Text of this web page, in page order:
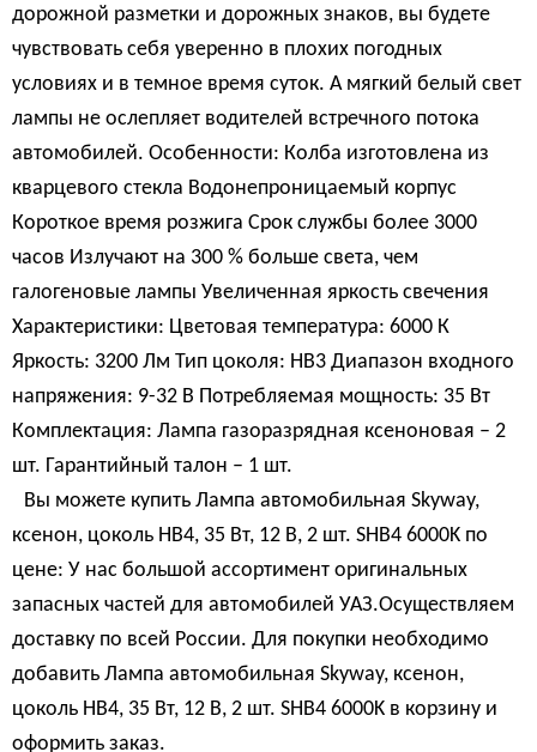
дорожной разметки и дорожных знаков, вы будете
чувствовать себя уверенно в плохих погодных
условиях и в темное время суток. А мягкий белый свет
лампы не ослепляет водителей встречного потока
автомобилей. Особенности: Колба изготовлена из
кварцевого стекла Водонепроницаемый корпус
Короткое время розжига Срок службы более 3000
часов Излучают на 300 % больше света, чем
галогеновые лампы Увеличенная яркость свечения
Характеристики: Цветовая температура: 6000 К
Яркость: 3200 Лм Тип цоколя: НВ3 Диапазон входного
напряжения: 9-32 В Потребляемая мощность: 35 Вт
Комплектация: Лампа газоразрядная ксеноновая – 2
шт. Гарантийный талон – 1 шт.
Вы можете купить Лампа автомобильная Skyway,
ксенон, цоколь HB4, 35 Вт, 12 В, 2 шт. SHB4 6000K по
цене: У нас большой ассортимент оригинальных
запасных частей для автомобилей УАЗ.Осуществляем
доставку по всей России. Для покупки необходимо
добавить Лампа автомобильная Skyway, ксенон,
цоколь HB4, 35 Вт, 12 В, 2 шт. SHB4 6000K в корзину и
оформить заказ.